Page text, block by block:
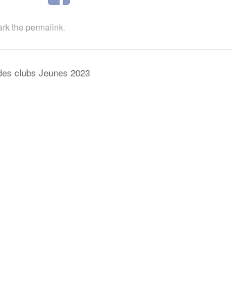
the permalink
clubs Jeunes 2023